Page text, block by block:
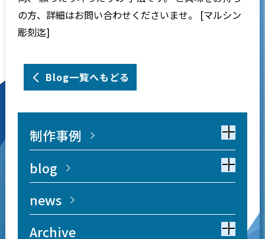
の方、詳細はお問い合わせくださいませ。 [マルシン
彫刻迄]
Blog一覧へもどる
制作事例
blog
news
Archive